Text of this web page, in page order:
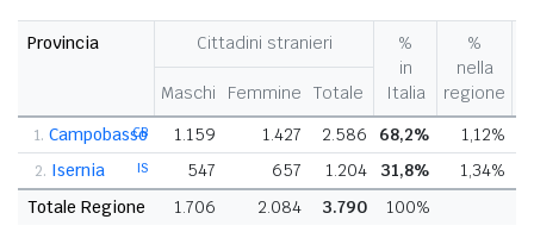
Provincia Cittadini stranieri
%
in
Italia
%
nella
regione
Maschi Femmine Totale
1. CB
Campobasso 1.159 1.427 2.586 68,2% 1,12%
2. IS
Isernia 547 657 1.204 31,8% 1,34%
Totale Regione
1.706 2.084 3.790 100%